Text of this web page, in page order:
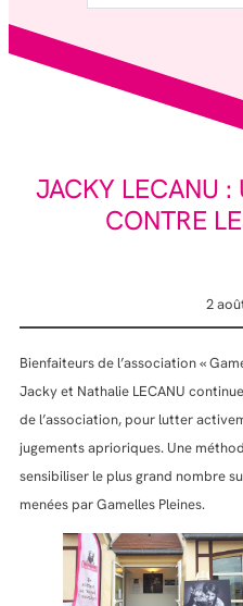
JACKY LECANU :
CONTRE
2
Bienfaiteurs de l’association «
Jacky et Nathalie LECANU
de l’association, pour lutter
jugements aprioriques. Une
sensibiliser le plus grand nombre
menées par Gamelles Pleines.